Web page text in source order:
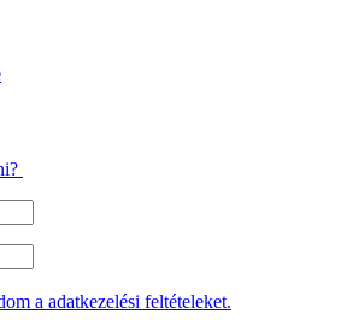
a adatkezelési feltételeket.